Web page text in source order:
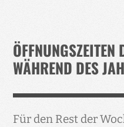
Events
WÄHREND DES
Für den Rest der